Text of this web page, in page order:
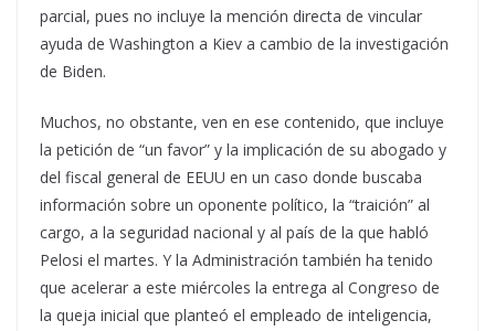
parcial, pues no incluye la mención directa de vincular
ayuda de Washington a Kiev a cambio de la investigación
de Biden.
Muchos, no obstante, ven en ese contenido, que incluye
la petición de “un favor” y la implicación de su abogado y
del fiscal general de EEUU en un caso donde buscaba
información sobre un oponente político, la “traición” al
cargo, a la seguridad nacional y al país de la que habló
Pelosi el martes. Y la Administración también ha tenido
que acelerar a este miércoles la entrega al Congreso de
la queja inicial que planteó el empleado de inteligencia,